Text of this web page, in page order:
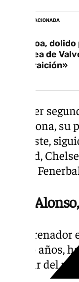
NOTICIA RELACIONADA
Arbeloa,
la pelea de
una traición»
Tras ser
Barcelona,
Tras este,
Madrid,
Roma,
Xabi
El
cuatro años,
a partir del